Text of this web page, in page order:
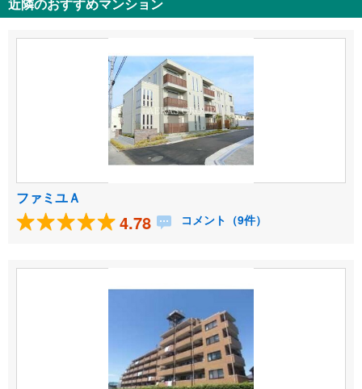
近隣のおすすめマンション
ファミユＡ
4.78 コメント（9件）